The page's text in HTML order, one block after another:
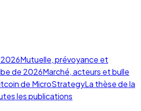
Mutuelle, prévoyance et
de 2026Marché, acteurs et bulle
de MicroStrategyLa thèse de la
les publications